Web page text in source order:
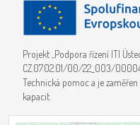
Projekt „Podpora řízení ITI
CZ.07.02.01/00/22_003/
Technická pomoc a je
kapacit.